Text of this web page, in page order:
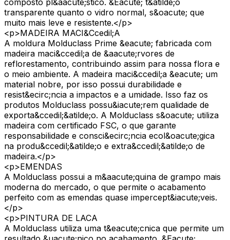
transparente quanto o vidro normal, s&oacute; que
muito mais leve e resistente.</p>
<p>MADEIRA MACI&Ccedil;A
A moldura Molduclass Prime &eacute; fabricada com
madeira maci&ccedil;a de &aacute;rvores de
reflorestamento, contribuindo assim para nossa flora e
o meio ambiente. A madeira maci&ccedil;a &eacute; um
material nobre, por isso possui durabilidade e
resist&ecirc;ncia a impactos e a umidade. Isso faz os
produtos Molduclass possu&iacute;rem qualidade de
exporta&ccedil;&atilde;o. A Molduclass s&oacute; utiliza
madeira com certificado FSC, o que garante
responsabilidade e consci&ecirc;ncia ecol&oacute;gica
na produ&ccedil;&atilde;o e extra&ccedil;&atilde;o de
madeira.</p>
<p>EMENDAS
A Molduclass possui a m&aacute;quina de grampo mais
moderna do mercado, o que permite o acabamento
perfeito com as emendas quase impercept&iacute;veis.
</p>
<p>PINTURA DE LACA
A Molduclass utiliza uma t&eacute;cnica que permite um